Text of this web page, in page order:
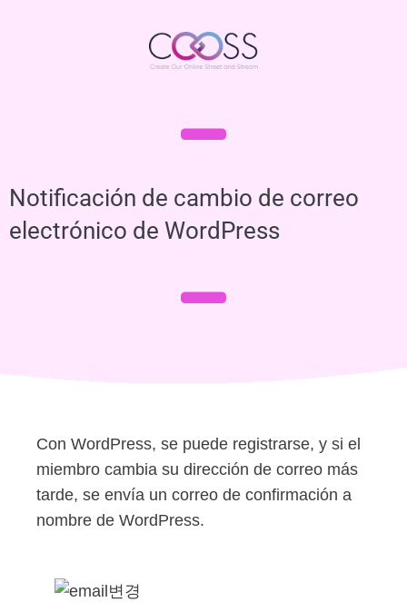
Notificación de cambio de correo
electrónico de WordPress
Con WordPress, se puede registrarse, y si el
miembro cambia su dirección de correo más
tarde, se envía un correo de confirmación a
nombre de WordPress.